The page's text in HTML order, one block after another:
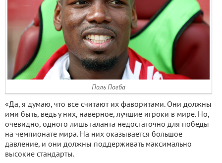
Поль Погба
«Да, я думаю, что все считают их фаворитами. Они должны
ими быть, ведь у них, наверное, лучшие игроки в мире. Но,
очевидно, одного лишь таланта недостаточно для победы
на чемпионате мира. На них оказывается большое
давление, и они должны поддерживать максимально
высокие стандарты.